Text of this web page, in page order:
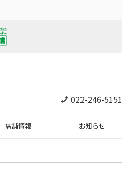
022-246-5151
店舗情報 お知らせ